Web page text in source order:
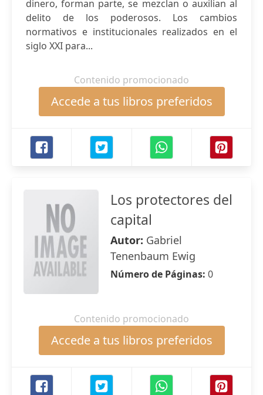
dinero, forman parte, se mezclan o auxilian al
delito de los poderosos. Los cambios
normativos e institucionales realizados en el
siglo XXI para...
Contenido promocionado
Accede a tus libros preferidos
Los protectores del
capital
Autor: Gabriel
Tenenbaum Ewig
Número de Páginas: 0
Contenido promocionado
Accede a tus libros preferidos